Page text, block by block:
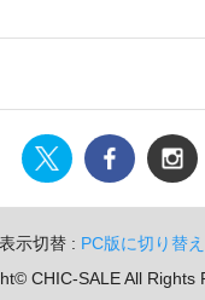
表示切替 : PC版に切り替
CHIC-SALE All Rights